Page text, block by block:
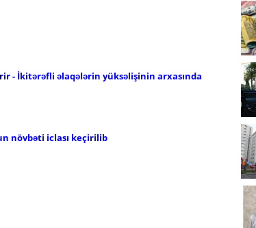
- İkitərəfli əlaqələrin yüksəlişinin arxasında
növbəti iclası keçirilib